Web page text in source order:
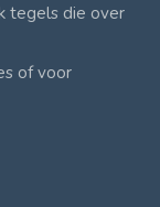
tegels die over
of voor